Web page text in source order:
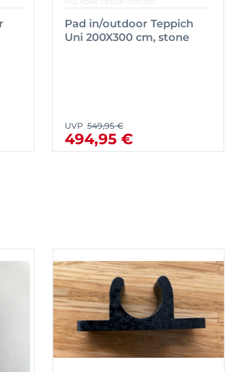
PAD HOME DESIGN CONCEPT
Pad in/outdoor Teppich
Uni 200X300 cm, stone
UVP 549,95 €
494,95 €